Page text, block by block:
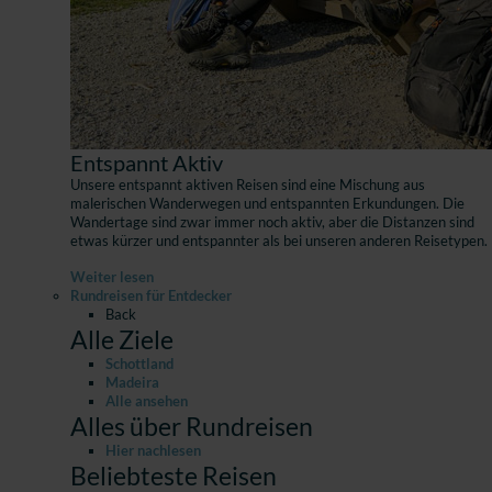
Entspannt Aktiv
Unsere entspannt aktiven Reisen sind eine Mischung aus
malerischen Wanderwegen und entspannten Erkundungen. Die
Wandertage sind zwar immer noch aktiv, aber die Distanzen sind
etwas kürzer und entspannter als bei unseren anderen Reisetypen.
Weiter lesen
Rundreisen für Entdecker
Back
Alle Ziele
Schottland
Madeira
Alle ansehen
Alles über Rundreisen
Hier nachlesen
Beliebteste Reisen